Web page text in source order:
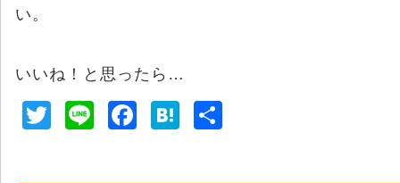
い。
いいね！と思ったら…
T
Li
H